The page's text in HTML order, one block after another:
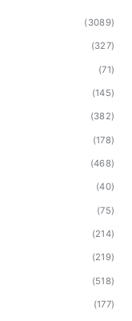
(3089)
(327)
(71)
(145)
(382)
(178)
(468)
(40)
(75)
(214)
(219)
(518)
(177)